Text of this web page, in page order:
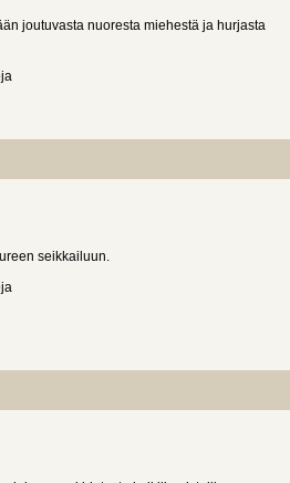
joutuvasta nuoresta miehestä ja hurjasta
seikkailuun.